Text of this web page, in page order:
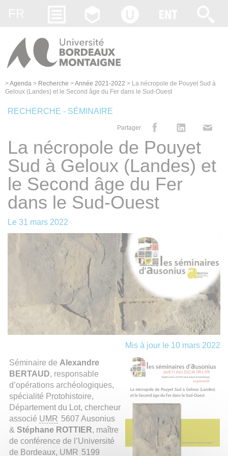
>Agenda > Recherche >Année 2021-2022 > La nécropole de Pouyet Sud à
Geloux (Landes) et le Second âge du Fer dans le Sud-Ouest
RECHERCHE - SÉMINAIRE
Partager
La nécropole de Pouyet
Sud à Geloux (Landes) et
le Second âge du Fer
dans le Sud-Ouest
Le 31 mars 2022
Mis à jour le 10 mars 2022
Séminaire de Alexandre
BERTAUD, responsable
d’opérations archéologiques,
spécialité Protohistoire,
Département du Lot, chercheur
associé UMR 5607 Ausonius
& Stéphane ROTTIER, maître
de conférence de l’Université
de Bordeaux, UMR 5199